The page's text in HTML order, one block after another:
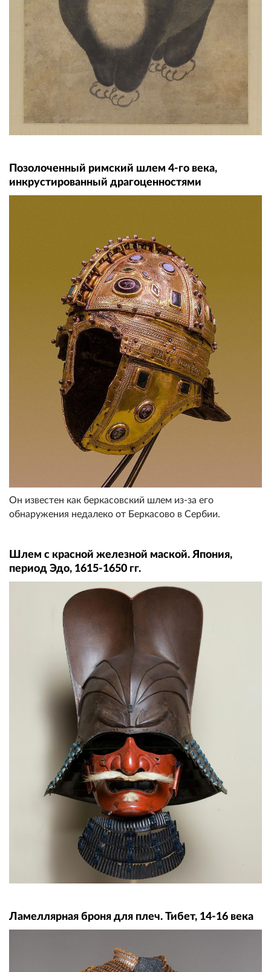
Позолоченный римский шлем 4-го века,
инкрустированный драгоценностями
Он известен как беркасовский шлем из-за его
обнаружения недалеко от Беркасово в Сербии.
Шлем с красной железной маской. Япония,
период Эдо, 1615-1650 гг.
Ламеллярная броня для плеч. Тибет, 14-16 века